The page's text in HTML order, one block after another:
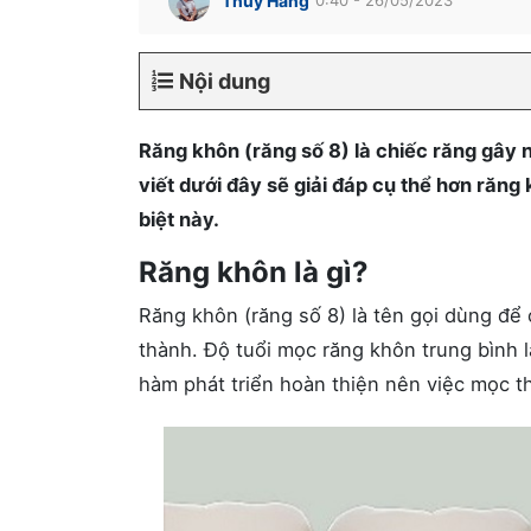
Nội dung
Răng khôn (răng số 8) là chiếc răng gây
viết dưới đây sẽ giải đáp cụ thể hơn
biệt này.
Răng khôn là gì?
Răng khôn (răng số 8) là tên gọi dùng
thành. Độ tuổi mọc răng khôn trung bình
hàm phát triển hoàn thiện nên việc mọc